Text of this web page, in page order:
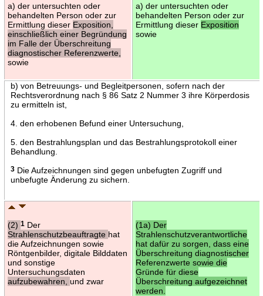
a) der untersuchten oder
behandelten Person oder zur
Ermittlung dieser Exposition,
einschließlich einer Begründung
im Falle der Überschreitung
diagnostischer Referenzwerte,
sowie
a) der untersuchten oder
behandelten Person oder zur
Ermittlung dieser Exposition
sowie
b) von Betreuungs- und Begleitpersonen, sofern nach der
Rechtsverordnung nach § 86 Satz 2 Nummer 3 ihre Körperdosis
zu ermitteln ist,
4. den erhobenen Befund einer Untersuchung,
5. den Bestrahlungsplan und das Bestrahlungsprotokoll einer
Behandlung.
3Die Aufzeichnungen sind gegen unbefugten Zugriff und
unbefugte Änderung zu sichern.
(2) 1Der
Strahlenschutzbeauftragte hat
die Aufzeichnungen sowie
Röntgenbilder, digitale Bilddaten
und sonstige
Untersuchungsdaten
aufzubewahren, und zwar
(1a) Der
Strahlenschutzverantwortliche
hat dafür zu sorgen, dass eine
Überschreitung diagnostischer
Referenzwerte sowie die
Gründe für diese
Überschreitung aufgezeichnet
werden.